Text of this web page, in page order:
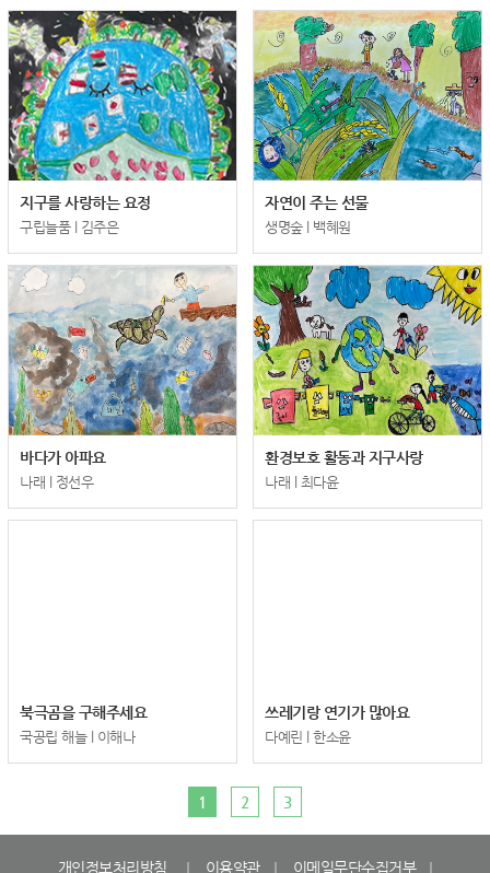
지구를 사랑하는 요정
구립늘품 l 김주은
자연이 주는 선물
생명숲 l 백혜원
바다가 아파요
나래 l 정선우
환경보호 활동과 지구사랑
나래 l 최다윤
북극곰을 구해주세요
국공립 해늘 l 이해나
쓰레기랑 연기가 많아요
다예린 l 한소윤
1 2 3
개인정보처리방침 이용약관 이메일무단수집거부